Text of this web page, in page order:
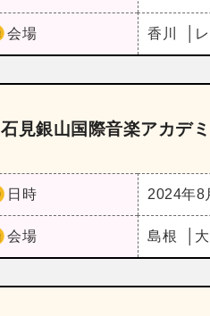
会場 香川
石見銀山国際音楽アカデ
日時 2024年8
会場 島根